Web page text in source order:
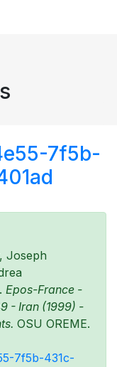
7f5b-
Joseph
Epos-France -
- Iran (1999) -
OSU OREME.
7f5b-431c-